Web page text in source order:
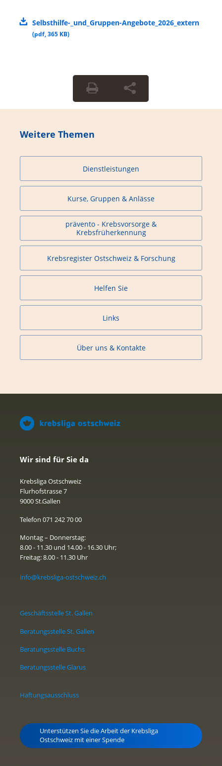
Selbsthilfe-_und_Gruppen-Angebote_2026_extern
(pdf,365 KB)
Weitere Themen
Dienstleistungen
Kurse, Gruppen & Anlässe
prävento - Krebsvorsorge &
Krebsfrüherkennung
Krebsregister Ostschweiz & Forschung
Helfen Sie
Links
Über uns & Kontakte
Wir sind für Sie da
Krebsliga Ostschweiz
Flurhofstrasse 7
9000 St.Gallen
Telefon 071 242 70 00
Montag – Donnerstag:
8.00 - 11.30 und 14.00 - 16.30 Uhr;
Freitag: 8.00 - 11.30 Uhr
info@krebsliga-ostschweiz.ch
Geschäftsstelle St. Gallen
Beratungsstelle St. Gallen
Beratungsstelle Buchs
Beratungsstelle Glarus
Haftungsausschluss
Unterstützen Sie die Arbeit der Krebsliga
Ostschweiz mit einer Spende